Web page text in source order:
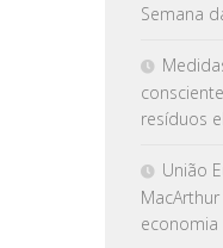
Semana
resíduos
União
economia